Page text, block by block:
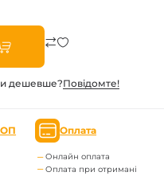
дешевше?Повiдомте!
Оплата
Онлайн оплата
Оплата при отримані